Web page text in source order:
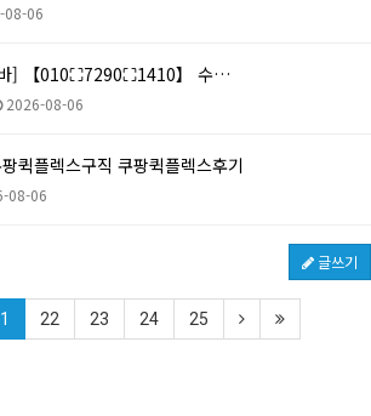
06
바] 【010⛶7290⛶1410】 수…
2026-08-06
퀵플렉스구직 쿠팡퀵플렉스후기
08-06
글쓰기
22 23 24 25